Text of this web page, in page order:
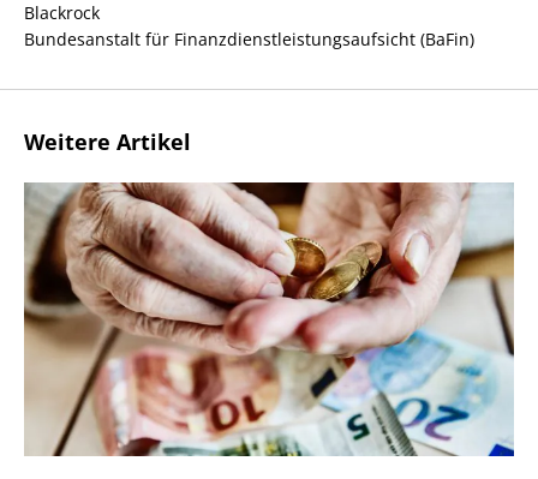
Blackrock
Bundesanstalt für Finanzdienstleistungsaufsicht (BaFin)
Weitere Artikel